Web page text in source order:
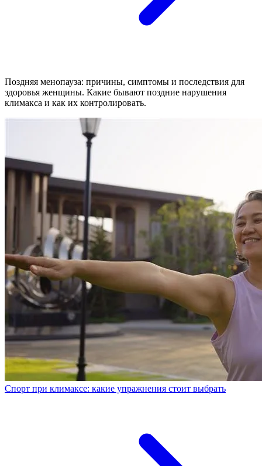
Поздняя менопауза: причины, симптомы и последствия для
здоровья женщины. Какие бывают поздние нарушения
климакса и как их контролировать.
Спорт при климаксе: какие упражнения стоит выбрать